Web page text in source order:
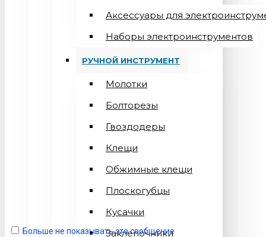
Аксессуары для
Наборы электроинструментов
РУЧНОЙ ИНСТРУМЕНТ
Молотки
Болторезы
Гвоздодеры
Клещи
Обжимные клещи
Плоскогубцы
Кусачки
Заклепочники
Больше не показывать это сообщение